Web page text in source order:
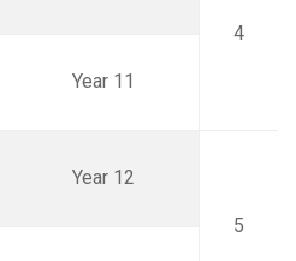
4
Year 11
Year 12
5